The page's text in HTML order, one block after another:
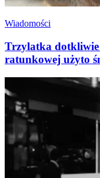
Wiadomości
Trzylatka dotkliwie
ratunkowej użyto